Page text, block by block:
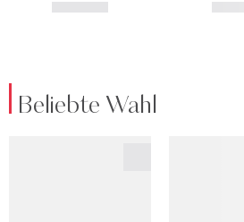
Beliebte Wahl